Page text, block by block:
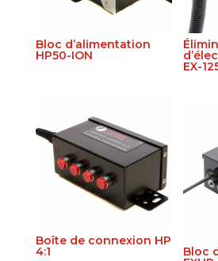
Bloc d’alimentation
HP50-ION
EX-
Boîte de connexion HP
4:1 Bloc